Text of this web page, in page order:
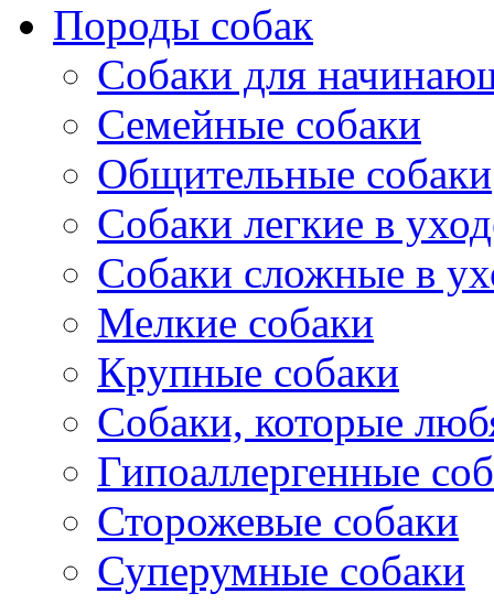
Породы собак
Собаки для
Семейные собаки
Общительные собаки
Собаки легкие в
Собаки сложные в
Мелкие собаки
Крупные собаки
Собаки, которые
Гипоаллергенные
Сторожевые собаки
Суперумные собаки